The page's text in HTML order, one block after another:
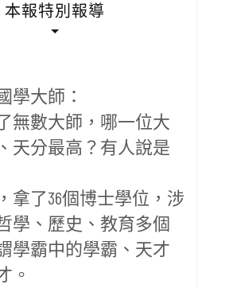
本報特別報導
學大師：
無數大師，哪一位大
天分最高？有人說是
拿了36個博士學位，涉
學、歷史、教育多個
學霸中的學霸、天才
。